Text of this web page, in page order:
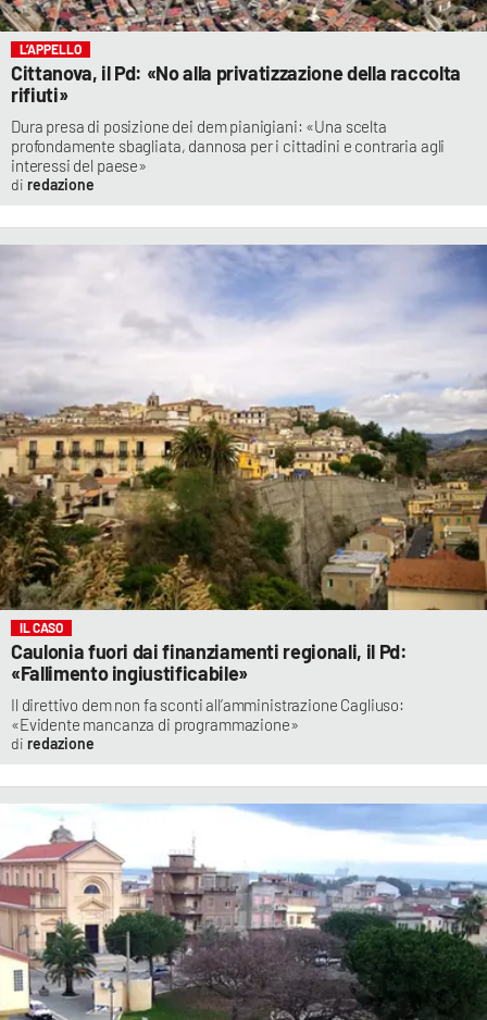
L’APPELLO
Cittanova, il Pd: «No alla privatizzazione della raccolta
rifiuti»
Dura presa di posizione dei dem pianigiani: «Una scelta
profondamente sbagliata, dannosa per i cittadini e contraria agli
interessi del paese»
redazione
IL CASO
Caulonia fuori dai finanziamenti regionali, il Pd:
«Fallimento ingiustificabile»
Il direttivo dem non fa sconti all’amministrazione Cagliuso:
«Evidente mancanza di programmazione»
redazione